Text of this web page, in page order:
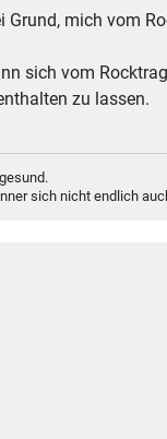
mich vom
sich vom
zu lassen.
sich nicht endlich